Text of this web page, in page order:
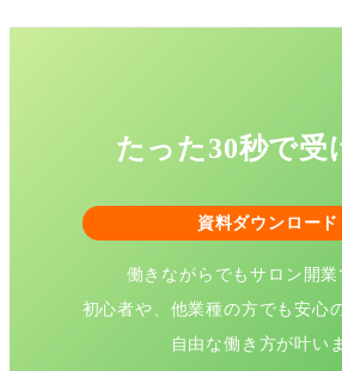
たった30秒で受
資料ダウンロード
働きながらでもサロン開業
初心者や、他業種の方でも安心
自由な働き方が叶い